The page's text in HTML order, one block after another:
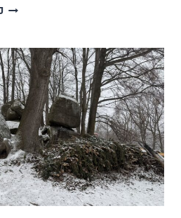
ARBORETUM
–
CO
ZOBACZYĆ,
CENY
BILETÓW
I
JAK
NAJLEPIEJ
DOJECHAĆ?